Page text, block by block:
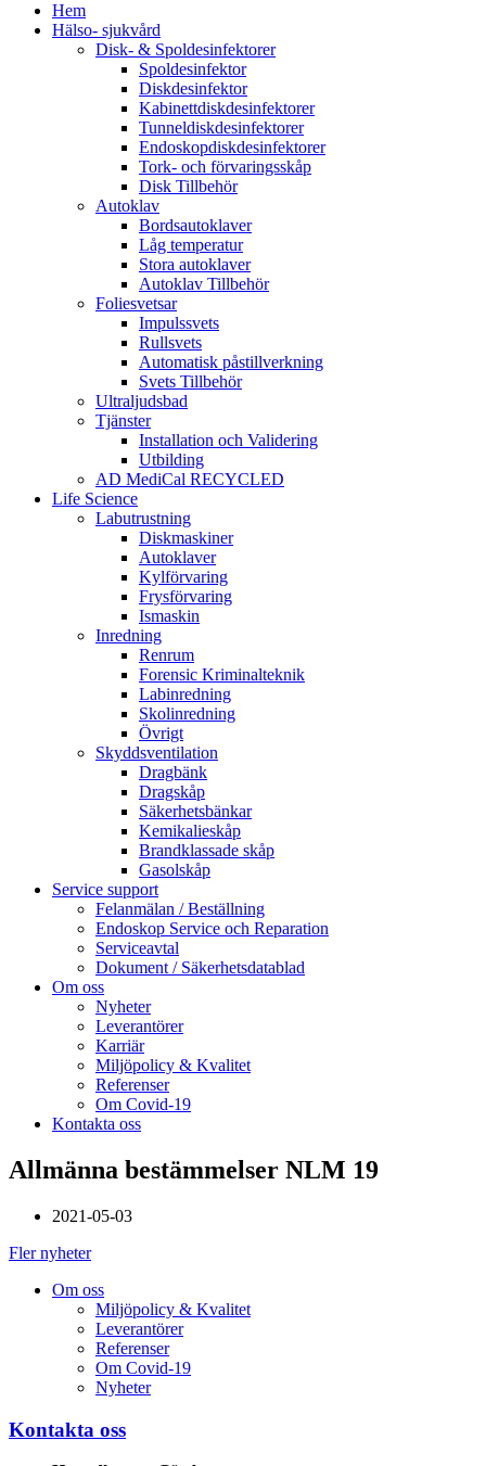
Hem
Hälso- sjukvård
Disk- & Spoldesinfektorer
Spoldesinfektor
Diskdesinfektor
Kabinettdiskdesinfektorer
Tunneldiskdesinfektorer
Endoskopdiskdesinfektorer
Tork- och förvaringsskåp
Disk Tillbehör
Autoklav
Bordsautoklaver
Låg temperatur
Stora autoklaver
Autoklav Tillbehör
Foliesvetsar
Impulssvets
Rullsvets
Automatisk påstillverkning
Svets Tillbehör
Ultraljudsbad
Tjänster
Installation och Validering
Utbilding
AD MediCal RECYCLED
Life Science
Labutrustning
Diskmaskiner
Autoklaver
Kylförvaring
Frysförvaring
Ismaskin
Inredning
Renrum
Forensic Kriminalteknik
Labinredning
Skolinredning
Övrigt
Skyddsventilation
Dragbänk
Dragskåp
Säkerhetsbänkar
Kemikalieskåp
Brandklassade skåp
Gasolskåp
Service support
Felanmälan / Beställning
Endoskop Service och Reparation
Serviceavtal
Dokument / Säkerhetsdatablad
Om oss
Nyheter
Leverantörer
Karriär
Miljöpolicy & Kvalitet
Referenser
Om Covid-19
Kontakta oss
Allmänna bestämmelser NLM 19
2021-05-03
Fler nyheter
Om oss
Miljöpolicy & Kvalitet
Leverantörer
Referenser
Om Covid-19
Nyheter
Kontakta oss